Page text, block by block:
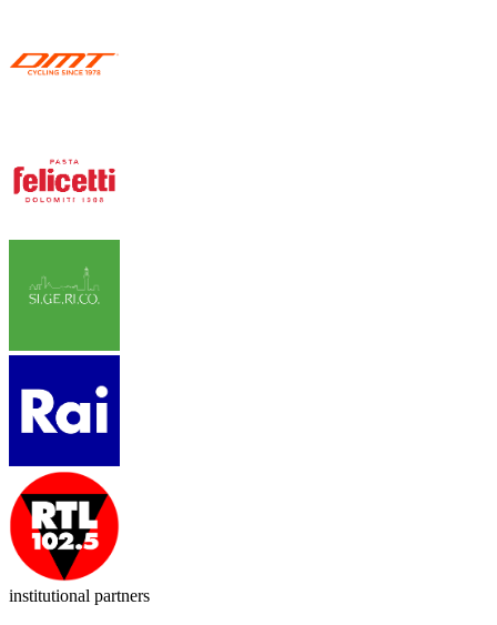
institutional partners